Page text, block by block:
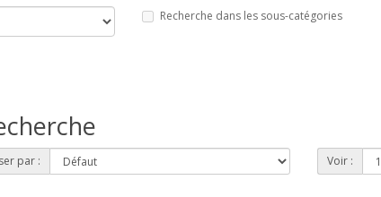
Recherche dans les sous-catégories
par : Voir :